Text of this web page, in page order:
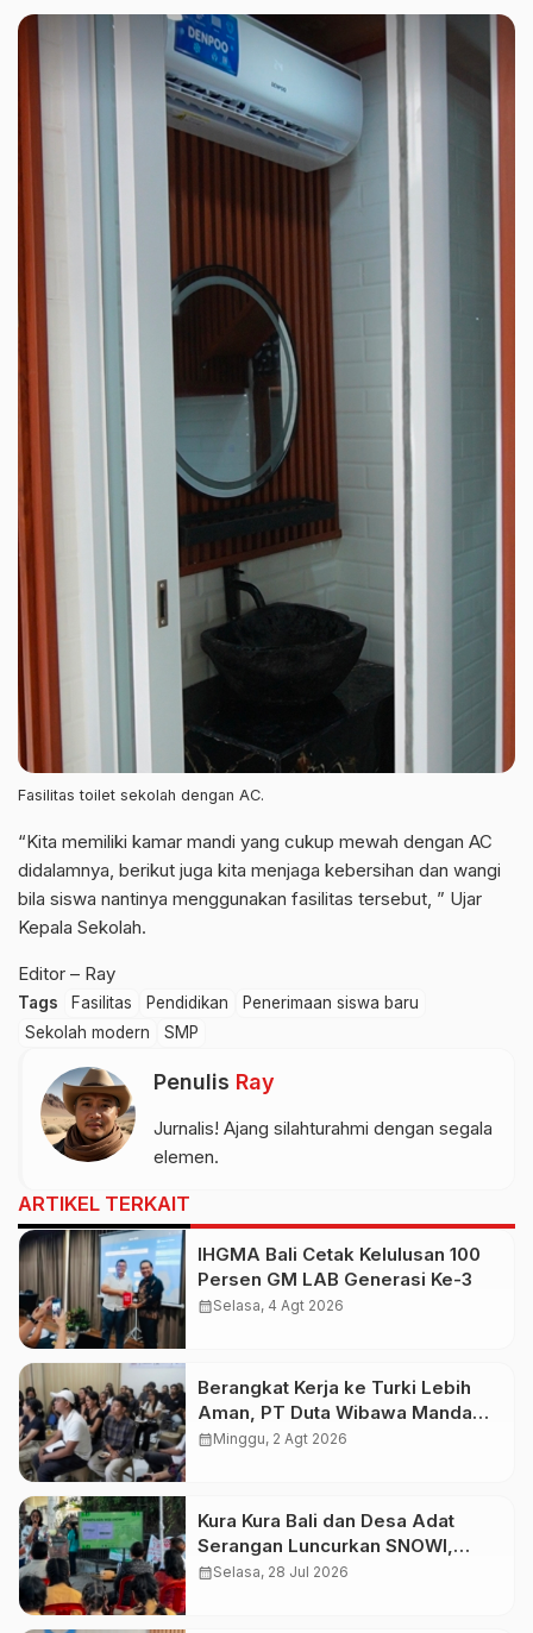
Fasilitas toilet sekolah dengan AC.
“Kita memiliki kamar mandi yang cukup mewah dengan AC
didalamnya, berikut juga kita menjaga kebersihan dan wangi
bila siswa nantinya menggunakan fasilitas tersebut, ” Ujar
Kepala Sekolah.
Editor – Ray
Tags Fasilitas Pendidikan
Penerimaan siswa baru
Sekolah modern
SMP
Penulis Ray
Jurnalis! Ajang silahturahmi dengan segala
elemen.
ARTIKEL TERKAIT
IHGMA Bali Cetak Kelulusan 100
Persen GM LAB Generasi Ke-3
calendar_monthSelasa, 4 Agt 2026
Berangkat Kerja ke Turki Lebih
Aman, PT Duta Wibawa Manda
Putra Bali Didukung AYC Turki
calendar_monthMinggu, 2 Agt 2026
Kura Kura Bali dan Desa Adat
Serangan Luncurkan SNOWI,
Sampah Non-Organik Kini Bisa
calendar_monthSelasa, 28 Jul 2026